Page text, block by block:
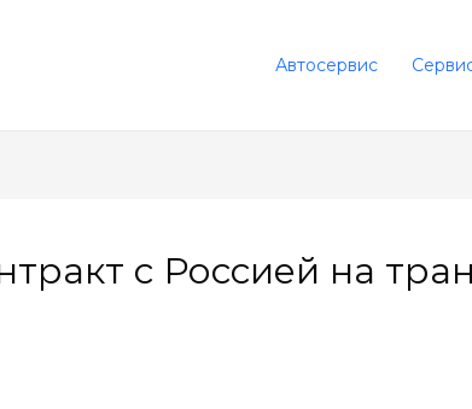
Автосервис
с Россией на